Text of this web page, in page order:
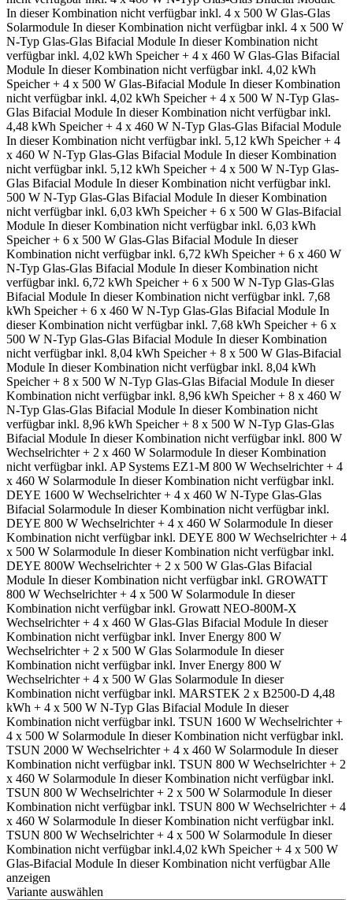
In dieser Kombination nicht verfügbar inkl. 4 x 500 W Glas-Glas
Solarmodule In dieser Kombination nicht verfügbar inkl. 4 x 500 W
N-Typ Glas-Glas Bifacial Module In dieser Kombination nicht
verfügbar inkl. 4,02 kWh Speicher + 4 x 460 W Glas-Glas Bifacial
Module In dieser Kombination nicht verfügbar inkl. 4,02 kWh
Speicher + 4 x 500 W Glas-Bifacial Module In dieser Kombination
nicht verfügbar inkl. 4,02 kWh Speicher + 4 x 500 W N-Typ Glas-
Glas Bifacial Module In dieser Kombination nicht verfügbar inkl.
4,48 kWh Speicher + 4 x 460 W N-Typ Glas-Glas Bifacial Module
In dieser Kombination nicht verfügbar inkl. 5,12 kWh Speicher + 4
x 460 W N-Typ Glas-Glas Bifacial Module In dieser Kombination
nicht verfügbar inkl. 5,12 kWh Speicher + 4 x 500 W N-Typ Glas-
Glas Bifacial Module In dieser Kombination nicht verfügbar inkl.
500 W N-Typ Glas-Glas Bifacial Module In dieser Kombination
nicht verfügbar inkl. 6,03 kWh Speicher + 6 x 500 W Glas-Bifacial
Module In dieser Kombination nicht verfügbar inkl. 6,03 kWh
Speicher + 6 x 500 W Glas-Glas Bifacial Module In dieser
Kombination nicht verfügbar inkl. 6,72 kWh Speicher + 6 x 460 W
N-Typ Glas-Glas Bifacial Module In dieser Kombination nicht
verfügbar inkl. 6,72 kWh Speicher + 6 x 500 W N-Typ Glas-Glas
Bifacial Module In dieser Kombination nicht verfügbar inkl. 7,68
kWh Speicher + 6 x 460 W N-Typ Glas-Glas Bifacial Module In
dieser Kombination nicht verfügbar inkl. 7,68 kWh Speicher + 6 x
500 W N-Typ Glas-Glas Bifacial Module In dieser Kombination
nicht verfügbar inkl. 8,04 kWh Speicher + 8 x 500 W Glas-Bifacial
Module In dieser Kombination nicht verfügbar inkl. 8,04 kWh
Speicher + 8 x 500 W N-Typ Glas-Glas Bifacial Module In dieser
Kombination nicht verfügbar inkl. 8,96 kWh Speicher + 8 x 460 W
N-Typ Glas-Glas Bifacial Module In dieser Kombination nicht
verfügbar inkl. 8,96 kWh Speicher + 8 x 500 W N-Typ Glas-Glas
Bifacial Module In dieser Kombination nicht verfügbar inkl. 800 W
Wechselrichter + 2 x 460 W Solarmodule In dieser Kombination
nicht verfügbar inkl. AP Systems EZ1-M 800 W Wechselrichter + 4
x 460 W Solarmodule In dieser Kombination nicht verfügbar inkl.
DEYE 1600 W Wechselrichter + 4 x 460 W N-Type Glas-Glas
Bifacial Solarmodule In dieser Kombination nicht verfügbar inkl.
DEYE 800 W Wechselrichter + 4 x 460 W Solarmodule In dieser
Kombination nicht verfügbar inkl. DEYE 800 W Wechselrichter + 4
x 500 W Solarmodule In dieser Kombination nicht verfügbar inkl.
DEYE 800W Wechselrichter + 2 x 500 W Glas-Glas Bifacial
Module In dieser Kombination nicht verfügbar inkl. GROWATT
800 W Wechselrichter + 4 x 500 W Solarmodule In dieser
Kombination nicht verfügbar inkl. Growatt NEO-800M-X
Wechselrichter + 4 x 460 W Glas-Glas Bifacial Module In dieser
Kombination nicht verfügbar inkl. Inver Energy 800 W
Wechselrichter + 2 x 500 W Glas Solarmodule In dieser
Kombination nicht verfügbar inkl. Inver Energy 800 W
Wechselrichter + 4 x 500 W Glas Solarmodule In dieser
Kombination nicht verfügbar inkl. MARSTEK 2 x B2500-D 4,48
kWh + 4 x 500 W N-Typ Glas Bifacial Module In dieser
Kombination nicht verfügbar inkl. TSUN 1600 W Wechselrichter +
4 x 500 W Solarmodule In dieser Kombination nicht verfügbar inkl.
TSUN 2000 W Wechselrichter + 4 x 460 W Solarmodule In dieser
Kombination nicht verfügbar inkl. TSUN 800 W Wechselrichter + 2
x 460 W Solarmodule In dieser Kombination nicht verfügbar inkl.
TSUN 800 W Wechselrichter + 2 x 500 W Solarmodule In dieser
Kombination nicht verfügbar inkl. TSUN 800 W Wechselrichter + 4
x 460 W Solarmodule In dieser Kombination nicht verfügbar inkl.
TSUN 800 W Wechselrichter + 4 x 500 W Solarmodule In dieser
Kombination nicht verfügbar inkl.4,02 kWh Speicher + 4 x 500 W
Glas-Bifacial Module In dieser Kombination nicht verfügbar Alle
anzeigen
Variante auswählen